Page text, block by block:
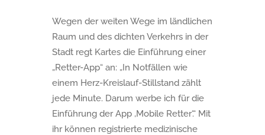
Wegen der weiten Wege im ländlichen
Raum und des dichten Verkehrs in der
Stadt regt Kartes die Einführung einer
„Retter-App“ an: „In Notfällen wie
einem Herz-Kreislauf-Stillstand zählt
jede Minute. Darum werbe ich für die
Einführung der App ‚Mobile Retter‘.“ Mit
ihr können registrierte medizinische